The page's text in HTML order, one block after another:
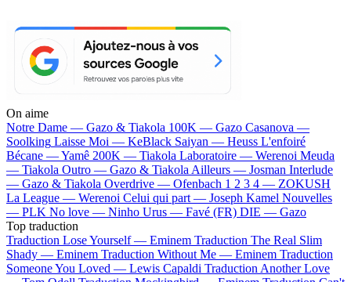
On aime
Notre Dame — Gazo & Tiakola 100K — Gazo Casanova —
Soolking Laisse Moi — KeBlack Saiyan — Heuss L'enfoiré
Bécane —Yamê 200K — Tiakola Laboratoire — Werenoi Meuda
— Tiakola Outro — Gazo & Tiakola Ailleurs — Josman Interlude
— Gazo & Tiakola Overdrive — Ofenbach 1 2 3 4 — ZOKUSH
La League — Werenoi Celui qui part — Joseph Kamel Nouvelles
— PLK No love — Ninho Urus — Favé (FR) DIE — Gazo
Top traduction
Traduction Lose Yourself — Eminem Traduction The Real Slim
Shady — Eminem Traduction Without Me — Eminem Traduction
Someone You Loved — Lewis Capaldi Traduction Another Love